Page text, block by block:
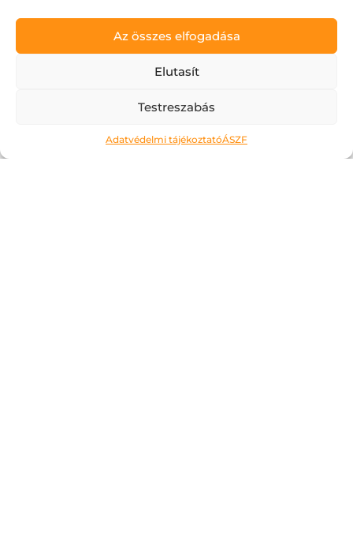
Az összes elfogadása
Elutasít
Testreszabás
Adatvédelmi tájékoztatóÁSZF
az életet, élvezni az éjszakát. Vibrálnak a
színek, minden könnyed és izgalmas: